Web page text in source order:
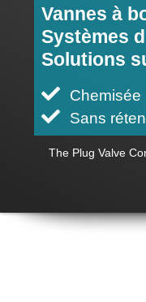
Ventes
Search
The Plug Valve
Vannes à
Systèmes
Solutions
Chemisée
Sans